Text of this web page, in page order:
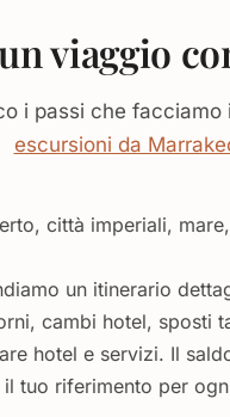
viaggio
i passi che
escursioni da
città imperiali,
un itinerario
cambi hotel, sposti
hotel e servizi. Il
tuo riferimento per